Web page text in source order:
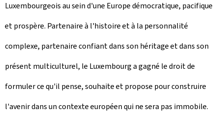
Luxembourgeois au sein d'une Europe démocratique, pacifique
et prospère. Partenaire à l'histoire et à la personnalité
complexe, partenaire confiant dans son héritage et dans son
présent multiculturel, le Luxembourg a gagné le droit de
formuler ce qu'il pense, souhaite et propose pour construire
l'avenir dans un contexte européen qui ne sera pas immobile.